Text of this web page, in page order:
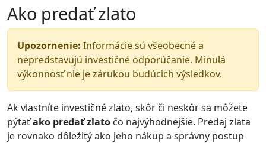
Ako predať zlato
Upozornenie: Informácie sú všeobecné a
nepredstavujú investičné odporúčanie. Minulá
výkonnosť nie je zárukou budúcich výsledkov.
Ak vlastníte investičné zlato, skôr či neskôr sa môžete
pýtaťako predať zlato čo najvýhodnejšie. Predaj zlata
je rovnako dôležitý ako jeho nákup a správny postup